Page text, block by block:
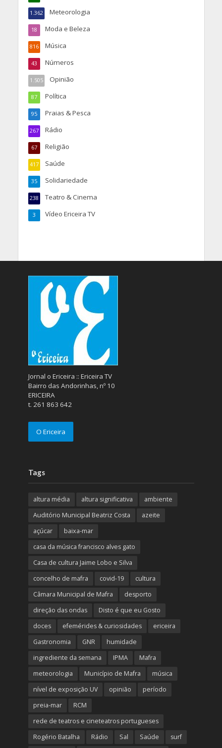
Meteorologia
1.362
Moda e Beleza
18
Música
816
Números
43
Opinião
1.505
Política
87
Praias & Pesca
95
Rádio
267
Religião
67
Saúde
417
Solidariedade
35
Teatro & Cinema
238
Vídeo Ericeira TV
3
Jornal o Ericeira :: Ericeira TV
Bairro das Andorinhas, nº 10
ERICEIRA
t. 261 863 642
O Ericeira
Tags
altura média altura significativa
ambiente
Auditório Municipal Beatriz Costa
azeite
açúcar
baixa-mar
casa da música francisco alves gato
Casa de cultura Jaime Lobo e Silva
concelho de mafra
covid-19
cultura
Câmara Municipal de Mafra
desporto
direção das ondas
Disto é que eu Gosto
doces
efemérides & curiosidades
ericeira
Gastronomia
GNR
humidade
ingrediente da semana
IPMA
Mafra
meteorologia
Município de Mafra
música
nível de exposição UV
opinião
período
preia-mar
RCM
rede de teatros e cineteatros portugueses
Rogério Batalha
Rádio Sal Saúde surf